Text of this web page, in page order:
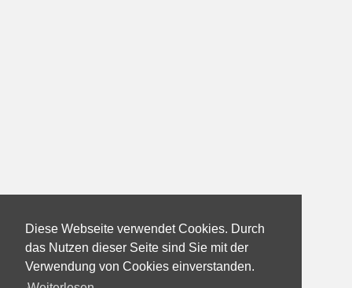
Diese Webseite verwendet Cookies. Durch
das Nutzen dieser Seite sind Sie mit der
Verwendung von Cookies einverstanden.